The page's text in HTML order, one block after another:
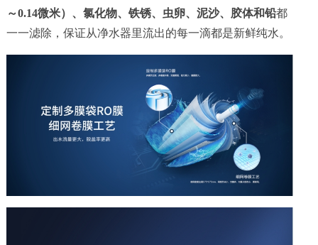
～0.14微米）、氯化物、铁锈、虫卵、泥沙、胶体和铅都
一一滤除，保证从净水器里流出的每一滴都是新鲜纯水。